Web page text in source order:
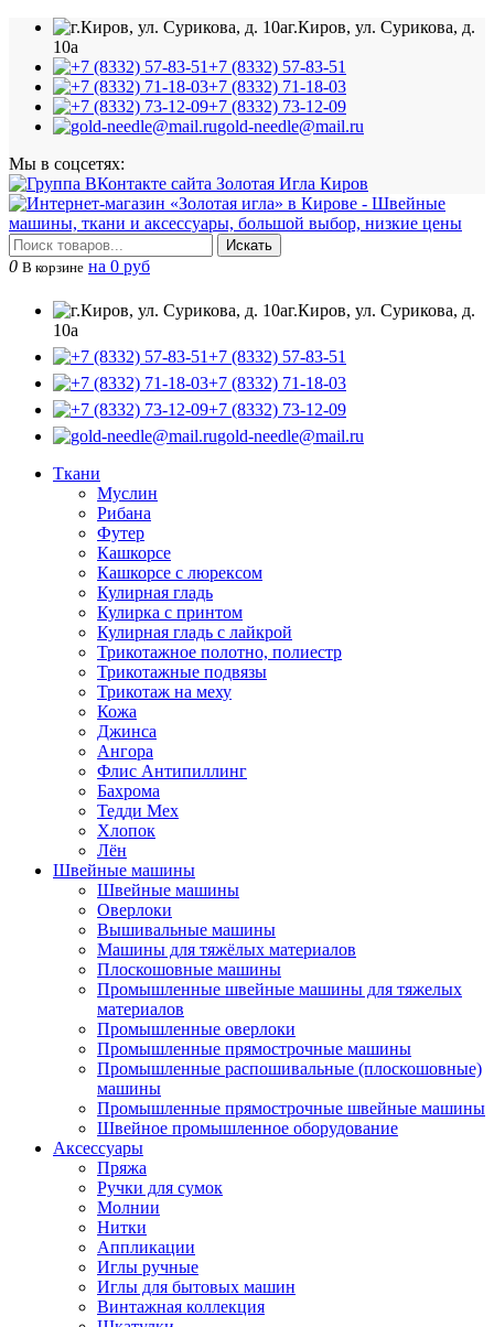
г.Киров, ул. Сурикова, д.
10а
+7 (8332) 57-83-51
+7 (8332) 71-18-03
+7 (8332) 73-12-09
gold-needle@mail.ru
Мы в соцсетях:
Искать
0 В корзине на 0 руб
г.Киров, ул. Сурикова, д.
10а
+7 (8332) 57-83-51
+7 (8332) 71-18-03
+7 (8332) 73-12-09
gold-needle@mail.ru
Ткани
Муслин
Рибана
Футер
Кашкорсе
Кашкорсе с люрексом
Кулирная гладь
Кулирка с принтом
Кулирная гладь с лайкрой
Трикотажное полотно, полиестр
Трикотажные подвязы
Трикотаж на меху
Кожа
Джинса
Ангора
Флис Антипиллинг
Бахрома
Тедди Мех
Хлопок
Лён
Швейные машины
Швейные машины
Оверлоки
Вышивальные машины
Машины для тяжёлых материалов
Плоскошовные машины
Промышленные швейные машины для тяжелых
материалов
Промышленные оверлоки
Промышленные прямострочные машины
Промышленные распошивальные (плоскошовные)
машины
Промышленные прямострочные швейные машины
Швейное промышленное оборудование
Аксессуары
Пряжа
Ручки для сумок
Молнии
Нитки
Аппликации
Иглы ручные
Иглы для бытовых машин
Винтажная коллекция